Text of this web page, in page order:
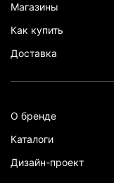
Магазины
Как купить
Доставка
О бренде
Каталоги
Дизайн-проект